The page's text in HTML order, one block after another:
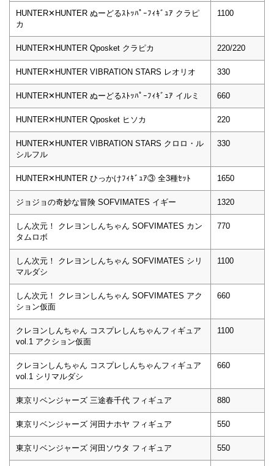
HUNTER✕HUNTER ぬーどるｽﾄｯﾊﾟｰﾌｨｷﾞｭｱ クラピ
カ
1100
HUNTER✕HUNTER Qposket クラピカ 220/220
HUNTER✕HUNTER VIBRATION STARS レオリオ 330
HUNTER✕HUNTER ぬーどるｽﾄｯﾊﾟｰﾌｨｷﾞｭｱ イルミ 660
HUNTER✕HUNTER Qposket ヒソカ 220
HUNTER✕HUNTER VIBRATION STARS クロロ・ル
シルフル
330
HUNTER✕HUNTER ひっかけﾌｨｷﾞｭｱ③ 全3種ｾｯﾄ 1650
ジョジョの奇妙な冒険 SOFVIMATES イギー 1320
しん次元！ クレヨンしんちゃん SOFVIMATES カン
タムロボ
770
しん次元！ クレヨンしんちゃん SOFVIMATES シリ
マルダシ
1100
しん次元！ クレヨンしんちゃん SOFVIMATES アク
ション仮面
660
クレヨンしんちゃん コスプレしんちゃんフィギュア
vol.1 アクション仮面
1100
クレヨンしんちゃん コスプレしんちゃんフィギュア
vol.1 シリマルダシ
660
東京リベンジャーズ 三途春千代 フィギュア 880
東京リベンジャーズ 河田ナホヤ フィギュア 550
東京リベンジャーズ 河田ソウタ フィギュア 550